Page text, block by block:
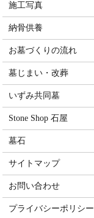
施工写真
納骨供養
お墓づくりの流れ
墓じまい・改葬
いずみ共同墓
Stone Shop 石屋
墓石
サイトマップ
お問い合わせ
プライバシーポリシー